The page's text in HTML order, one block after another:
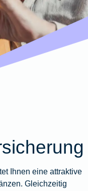
Ihnen eine attraktive
Gleichzeitig